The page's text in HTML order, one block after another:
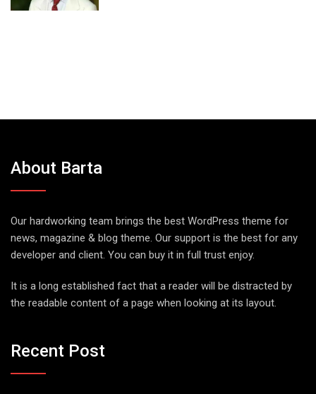
About Barta
Our hardworking team brings the best WordPress theme for
news, magazine & blog theme. Our support is the best for any
developer and client. You can buy it in full trust enjoy.
It is a long established fact that a reader will be distracted by
the readable content of a page when looking at its layout.
Recent Post